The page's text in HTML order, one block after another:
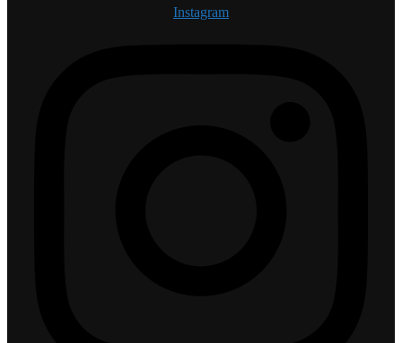
Instagram